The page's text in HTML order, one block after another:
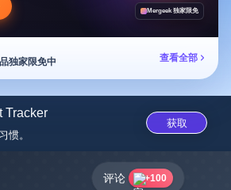
Mergeek 独家限免
独家限免中 查看全部
Tracker
惯。
获取
评论 +100